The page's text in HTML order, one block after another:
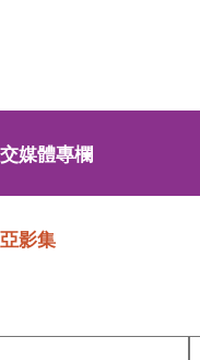
媒體專欄
影集